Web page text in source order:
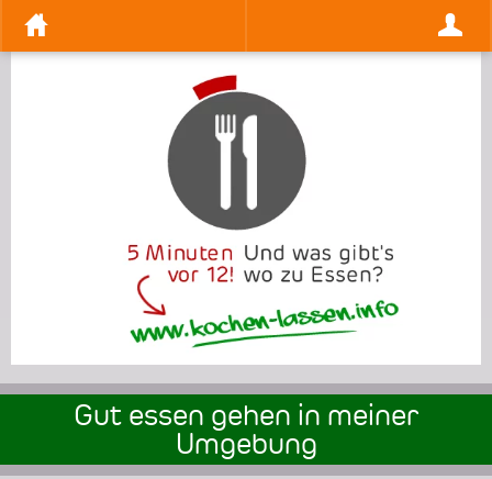
Gut essen gehen in meiner
Umgebung